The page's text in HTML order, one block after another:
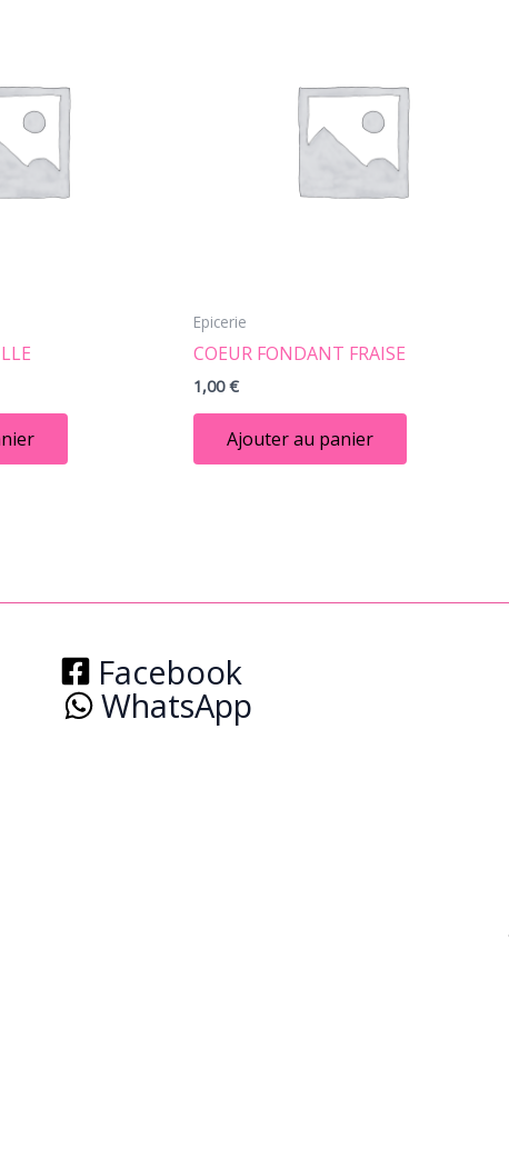
Epicerie
COEUR FONDANT FRAISE
1,00€
Ajouter au panier
Facebook
WhatsApp